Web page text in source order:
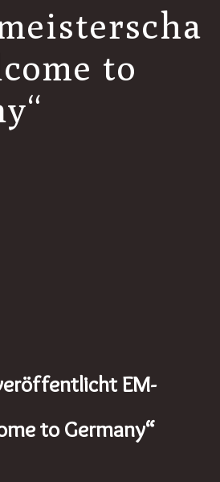
to
EM-
to Germany“